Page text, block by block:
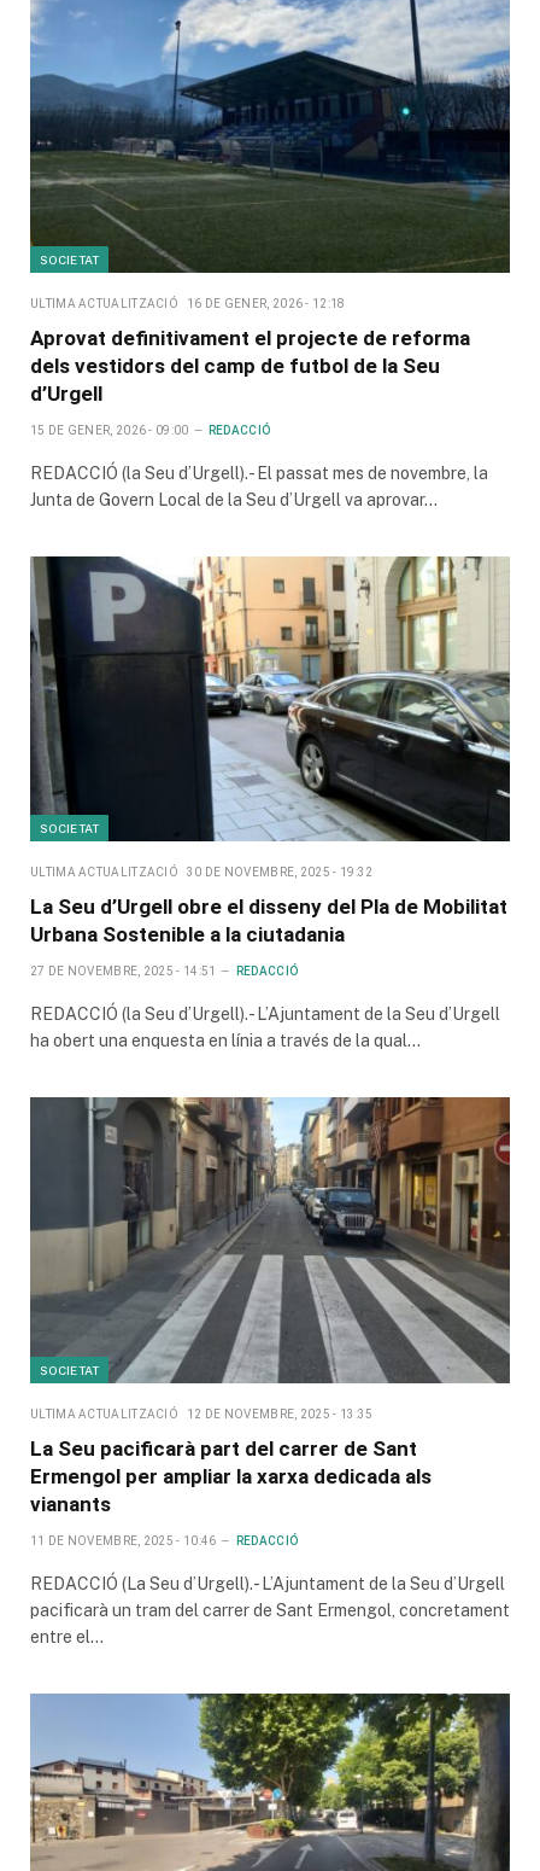
SOCIETAT
ULTIMA ACTUALITZACIÓ 16 DE GENER, 2026 - 12:18
Aprovat definitivament el projecte de reforma
dels vestidors del camp de futbol de la Seu
d’Urgell
15 DE GENER, 2026 - 09:00 REDACCIÓ
REDACCIÓ (la Seu d’Urgell).- El passat mes de novembre, la
Junta de Govern Local de la Seu d’Urgell va aprovar…
SOCIETAT
ULTIMA ACTUALITZACIÓ 30 DE NOVEMBRE, 2025 - 19:32
La Seu d’Urgell obre el disseny del Pla de Mobilitat
Urbana Sostenible a la ciutadania
27 DE NOVEMBRE, 2025 - 14:51 REDACCIÓ
REDACCIÓ (la Seu d’Urgell).- L’Ajuntament de la Seu d’Urgell
ha obert una enquesta en línia a través de la qual…
SOCIETAT
ULTIMA ACTUALITZACIÓ 12 DE NOVEMBRE, 2025 - 13:35
La Seu pacificarà part del carrer de Sant
Ermengol per ampliar la xarxa dedicada als
vianants
11 DE NOVEMBRE, 2025 - 10:46 REDACCIÓ
REDACCIÓ (La Seu d’Urgell).- L’Ajuntament de la Seu d’Urgell
pacificarà un tram del carrer de Sant Ermengol, concretament
entre el…